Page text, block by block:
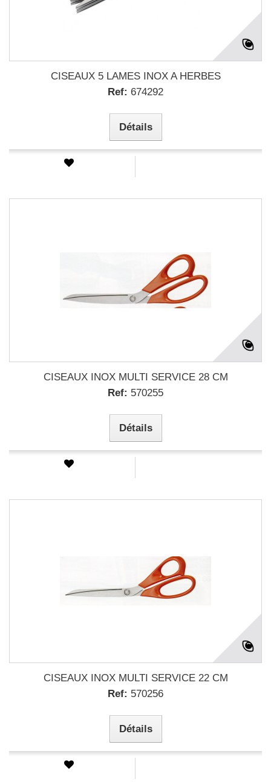
CISEAUX 5 LAMES INOX A HERBES
Ref: 674292
Détails
CISEAUX INOX MULTI SERVICE 28 CM
Ref: 570255
Détails
CISEAUX INOX MULTI SERVICE 22 CM
Ref: 570256
Détails